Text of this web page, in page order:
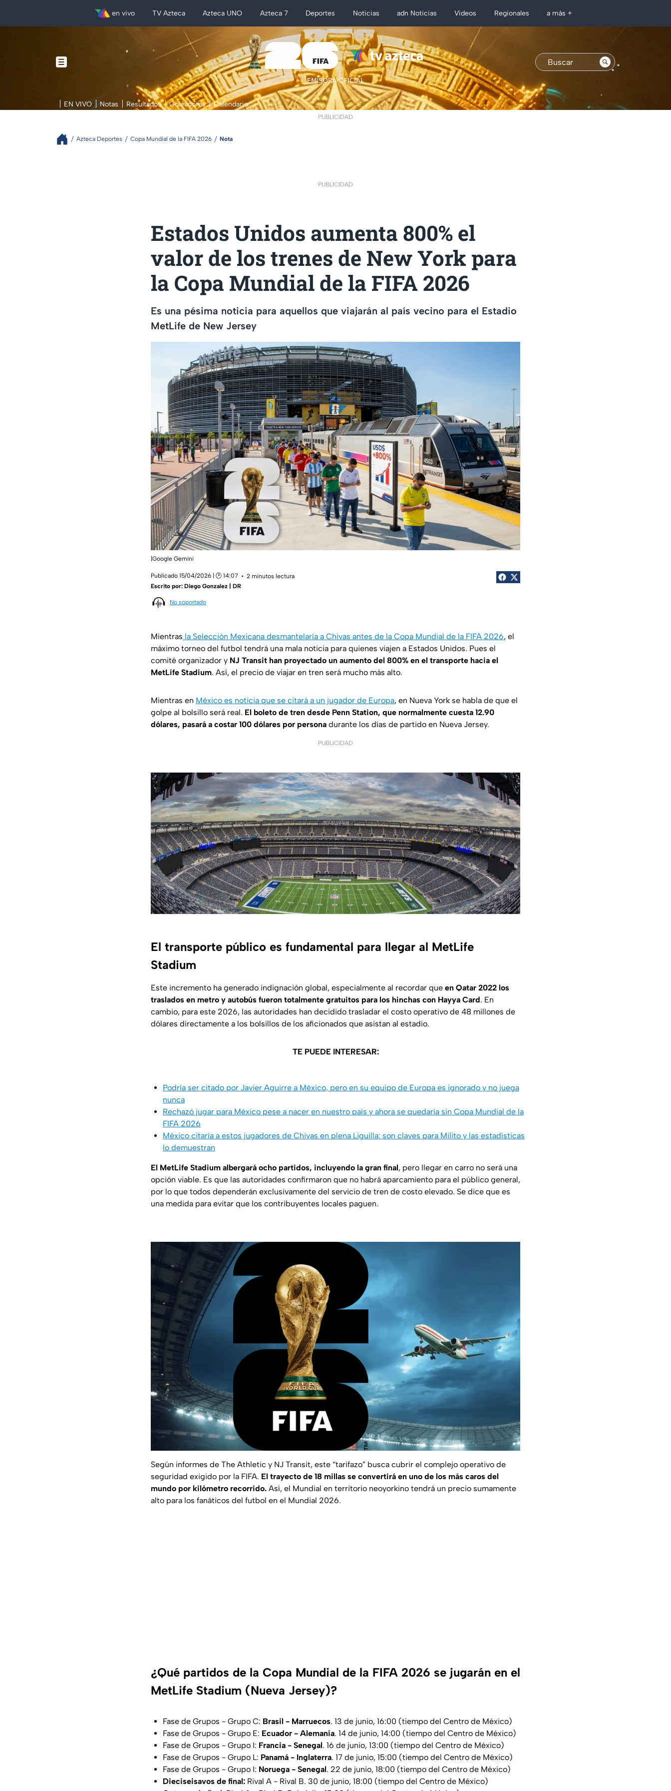
en vivo TV Azteca Azteca UNO Azteca 7 Deportes Noticias adn Noticias Videos Regionales a más +
EN VIVO Notas Resultados Goleadores Calendario
PUBLICIDAD
Azteca Deportes Copa Mundial de la FIFA 2026 Nota
PUBLICIDAD
Estados Unidos aumenta 800% el
valor de los trenes de New York para
la Copa Mundial de la FIFA 2026
Es una pésima noticia para aquellos que viajarán al país vecino para el Estadio
MetLife de New Jersey
|Google Gemini
Publicado 15/04/2026 | 🕑 14:07
2 minutos lectura
Escrito por: Diego Gonzalez | DR
No soportado
Mientras la Selección Mexicana desmantelaría a Chivas antes de la Copa Mundial de la FIFA 2026, el
máximo torneo del futbol tendrá una mala noticia para quienes viajen a Estados Unidos. Pues el
comité organizador y NJ Transit han proyectado un aumento del 800% en el transporte hacia el
MetLife Stadium. Así, el precio de viajar en tren será mucho más alto.
Mientras en México es noticia que se citará a un jugador de Europa, en Nueva York se habla de que el
golpe al bolsillo será real. El boleto de tren desde Penn Station, que normalmente cuesta 12.90
dólares, pasará a costar 100 dólares por persona durante los días de partido en Nueva Jersey.
PUBLICIDAD
El transporte público es fundamental para llegar al MetLife
Stadium
Este incremento ha generado indignación global, especialmente al recordar que en Qatar 2022 los
traslados en metro y autobús fueron totalmente gratuitos para los hinchas con Hayya Card. En
cambio, para este 2026, las autoridades han decidido trasladar el costo operativo de 48 millones de
dólares directamente a los bolsillos de los aficionados que asistan al estadio.
TE PUEDE INTERESAR:
Podría ser citado por Javier Aguirre a México, pero en su equipo de Europa es ignorado y no juega
nunca
Rechazó jugar para México pese a nacer en nuestro país y ahora se quedaría sin Copa Mundial de la
FIFA 2026
México citaría a estos jugadores de Chivas en plena Liguilla: son claves para Milito y las estadísticas
lo demuestran
El MetLife Stadium albergará ocho partidos, incluyendo la gran final, pero llegar en carro no será una
opción viable. Es que las autoridades confirmaron que no habrá aparcamiento para el público general,
por lo que todos dependerán exclusivamente del servicio de tren de costo elevado. Se dice que es
una medida para evitar que los contribuyentes locales paguen.
Según informes de The Athletic y NJ Transit, este “tarifazo” busca cubrir el complejo operativo de
seguridad exigido por la FIFA. El trayecto de 18 millas se convertirá en uno de los más caros del
mundo por kilómetro recorrido. Así, el Mundial en territorio neoyorkino tendrá un precio sumamente
alto para los fanáticos del futbol en el Mundial 2026.
¿Qué partidos de la Copa Mundial de la FIFA 2026 se jugarán en el
MetLife Stadium (Nueva Jersey)?
Fase de Grupos - Grupo C: Brasil - Marruecos. 13 de junio, 16:00 (tiempo del Centro de México)
Fase de Grupos - Grupo E: Ecuador - Alemania. 14 de junio, 14:00 (tiempo del Centro de México)
Fase de Grupos - Grupo I: Francia - Senegal. 16 de junio, 13:00 (tiempo del Centro de México)
Fase de Grupos - Grupo L: Panamá - Inglaterra. 17 de junio, 15:00 (tiempo del Centro de México)
Fase de Grupos - Grupo I: Noruega - Senegal. 22 de junio, 18:00 (tiempo del Centro de México)
Dieciseisavos de final: Rival A - Rival B. 30 de junio, 18:00 (tiempo del Centro de México)